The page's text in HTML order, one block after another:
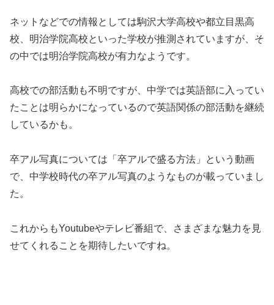
ネットなどでの情報としては駒沢大学高校や都立目黒高
校、明治学院高校といった学校が推測されていますが、そ
の中では明治学院高校が有力なようです。
高校での部活動も不明ですが、中学では英語部に入ってい
たことは明らかになっているので英語関係の部活動を継続
しているかも。
卒アル写真については「卒アルで盛る方法」という動画
で、中学校時代の卒アル写真のようなものが載っていまし
た。
これからもYoutubeやテレビ番組で、さまざまな魅力を見
せてくれることを期待したいですね。